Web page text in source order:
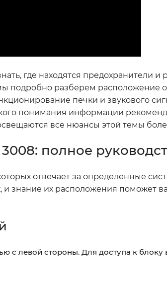
где находятся предохранители и
подробно разберем расположение
печки и звукового
понимания информации
все нюансы этой темы
полное
отвечает за определенные
знание их расположения поможет
с левой стороны. Для доступа к блоку